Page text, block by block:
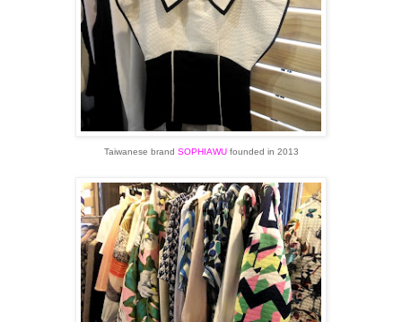
Taiwanese brand SOPHIAWUfounded in 2013